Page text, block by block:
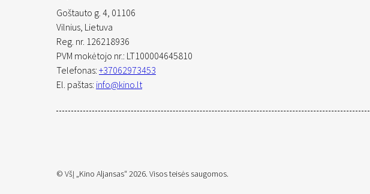
Goštauto g. 4, 01106
Vilnius, Lietuva
Reg. nr. 126218936
PVM mokėtojo nr.: LT100004645810
Telefonas: +37062973453
El. paštas: info@kino.lt
© VšĮ „Kino Aljansas“ 2026. Visos teisės saugomos.